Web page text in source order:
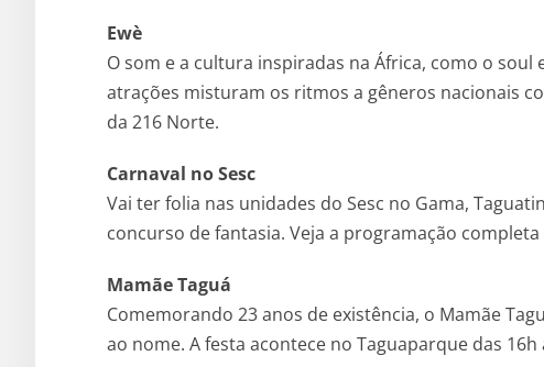
Ewè
O som e a cultura inspiradas na África, como o soul
atrações misturam os ritmos a gêneros nacionais
da 216 Norte.
Carnaval no Sesc
Vai ter folia nas unidades do Sesc no Gama,
concurso de fantasia. Veja a programação
Mamãe Taguá
Comemorando 23 anos de existência, o Mamãe
ao nome. A festa acontece no Taguaparque das 16h